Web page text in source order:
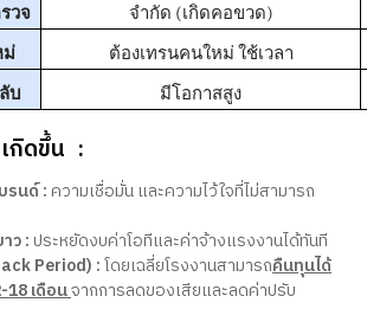
วจ
จำกัด (เกิดคอขวด)
ม่
ต้องเทรนคนใหม่ ใช้เวลา
บ
มีโอกาสสูง
กิดขึ้น :
รนด์ :ความเชื่อมั่น และความไว้ใจที่ไม่สามารถ
ว :ประหยัดงบค่าโอทีและค่าจ้างแรงงานได้ทันที
Period) :โดยเฉลี่ยโรงงานสามารถคืนทุนได้
18 เดือนจากการลดของเสียและลดค่าปรับ